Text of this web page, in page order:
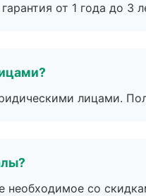
от 1 года до 3
лицами.
со